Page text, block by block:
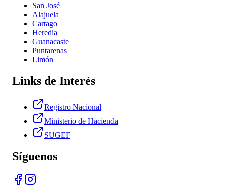
San José
Alajuela
Cartago
Heredia
Guanacaste
Puntarenas
Limón
Links de Interés
Registro Nacional
Ministerio de Hacienda
SUGEF
Síguenos